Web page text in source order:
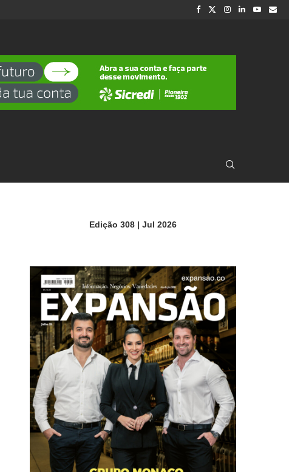
Edição 308 | Jul 2026